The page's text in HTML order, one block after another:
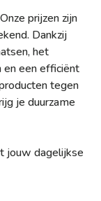
prijzen zijn
Dankzij
het
en een efficiënt
tegen
je duurzame
jouw dagelijkse